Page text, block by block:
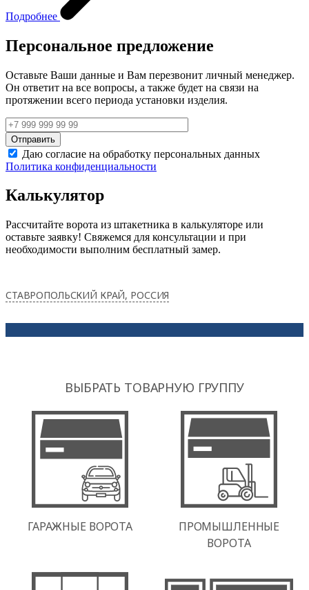
Подробнее
Персональное предложение
Оставьте Ваши данные и Вам перезвонит личный менеджер.
Он ответит на все вопросы, а также будет на связи на
протяжении всего периода установки изделия.
Даю согласие на обработку персональных данных
Политика конфиденциальности
Калькулятор
Рассчитайте ворота из штакетника в калькуляторе или
оставьте заявку! Свяжемся для консультации и при
необходимости выполним бесплатный замер.